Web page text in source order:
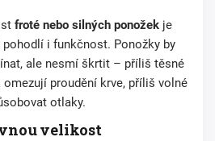
froté nebo silných ponožek je
i funkčnost. Ponožky by
ale nesmí škrtit – příliš těsné
proudění krve, příliš volné
otlaky.
velikost